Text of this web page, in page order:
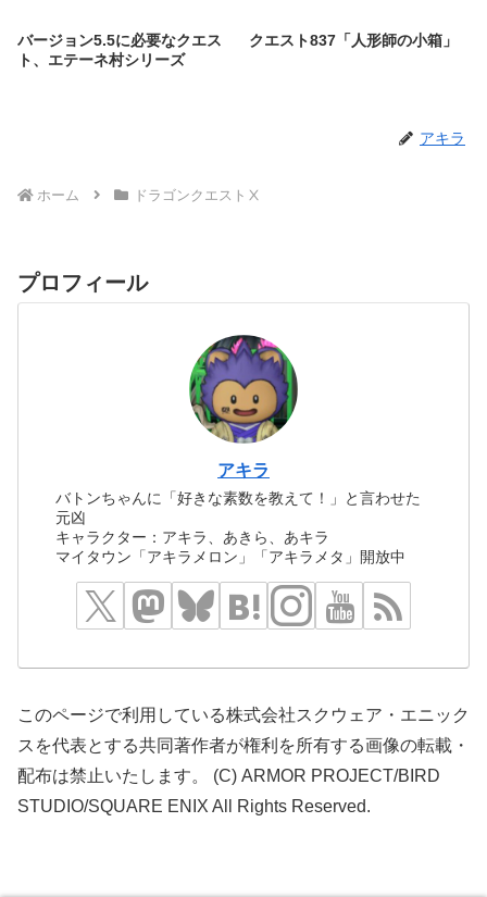
バージョン5.5に必要なクエス
ト、エテーネ村シリーズ
クエスト837「人形師の小箱」
アキラ
ホーム ドラゴンクエストⅩ
プロフィール
アキラ
バトンちゃんに「好きな素数を教えて！」と言わせた
元凶
キャラクター：アキラ、あきら、あキラ
マイタウン「アキラメロン」「アキラメタ」開放中
このページで利用している株式会社スクウェア・エニック
スを代表とする共同著作者が権利を所有する画像の転載・
配布は禁止いたします。 (C) ARMOR PROJECT/BIRD
STUDIO/SQUARE ENIX All Rights Reserved.